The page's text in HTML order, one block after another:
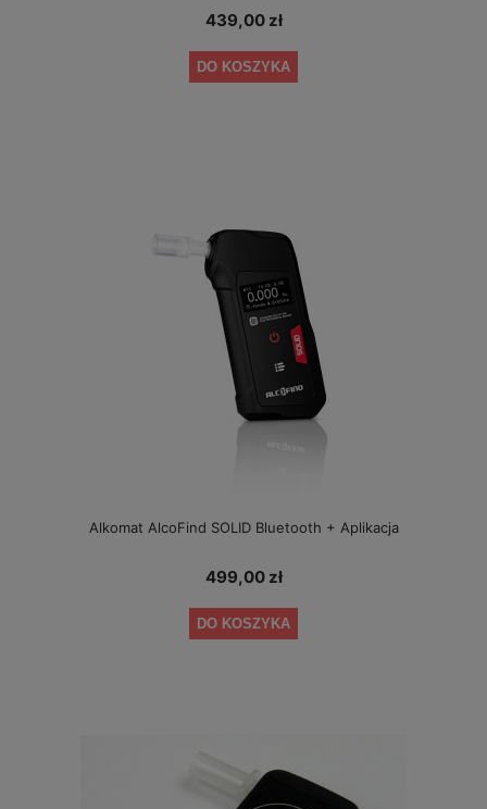
439,00 zł
DO KOSZYKA
Alkomat AlcoFind SOLID Bluetooth + Aplikacja
499,00 zł
DO KOSZYKA